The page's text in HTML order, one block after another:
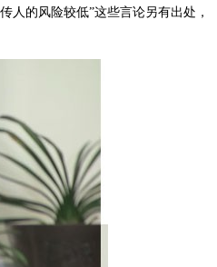
人的风险较低”这些言论另有出处，